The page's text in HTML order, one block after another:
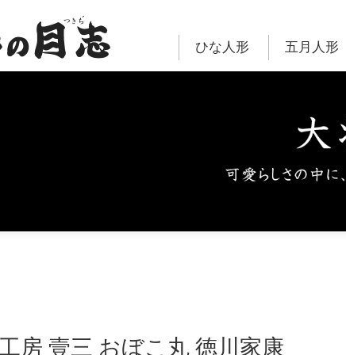
ひな人形 五月人形
房 壹三 おぼこ丸 徳川家康